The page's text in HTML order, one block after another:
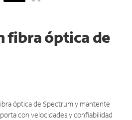
fibra óptica de
óptica de Spectrum y mantente
con velocidades y confiabilidad